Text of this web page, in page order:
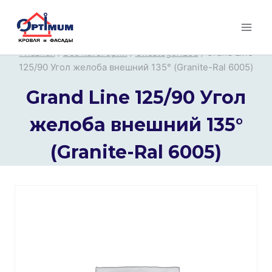
Перейти
Главная / Все категории / Uncategorized / Grand Line
125/90 Угол желоба внешний 135° (Granite-Ral 6005)
Grand Line 125/90 Угол
желоба внешний 135°
(Granite-Ral 6005)